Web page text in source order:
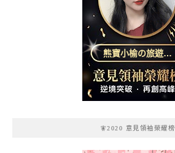
熊寶小榆の旅遊日
記
🧚2020 意見領袖榮耀榜